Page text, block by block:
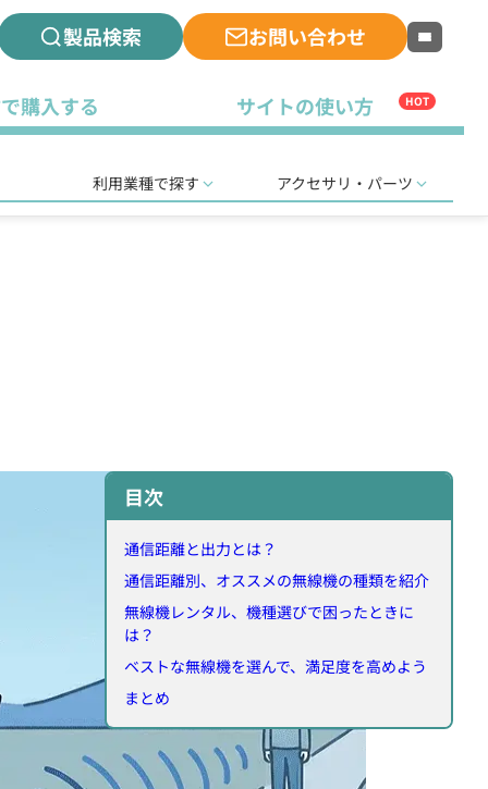
製品検索 お問い合わせ
購入する サイトの使い方 HOT
利用業種で探す アクセサリ・パーツ
目次
通信距離と出力とは？
通信距離別、オススメの無線機の種類を紹介
無線機レンタル、機種選びで困ったときに
は？
ベストな無線機を選んで、満足度を高めよう
まとめ